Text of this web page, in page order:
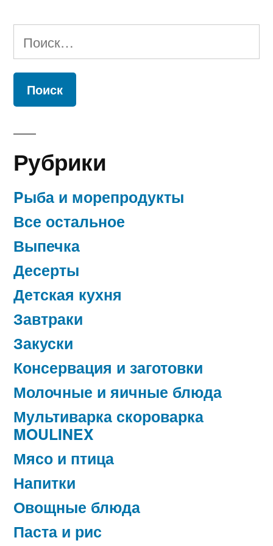
Найти:
Рубрики
Pыба и морепродукты
Все остальное
Выпечка
Десерты
Детская кухня
Завтраки
Закуски
Консервация и заготовки
Молочные и яичные блюда
Мультиварка скороварка
MOULINEX
Мясо и птица
Напитки
Овощные блюда
Паста и рис